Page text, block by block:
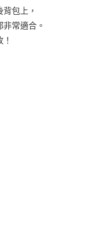
行
業銀行
行
商業銀行
包上，
常適合。